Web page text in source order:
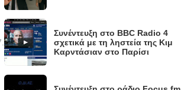
Συνέντευξη στο BBC Radio 4
σχετικά με τη ληστεία της Κιμ
Καρντάσιαν στο Παρίσι